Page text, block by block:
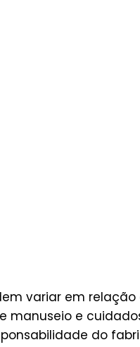
variar em
manuseio e
do